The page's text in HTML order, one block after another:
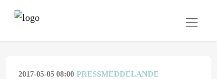
2017-05-05 08:00 PRESSMEDDELANDE